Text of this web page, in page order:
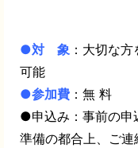
●対 象 ：大切な
可能
●参加費 ：無 料
●申込み：事前の申
準備の都合上、ご連